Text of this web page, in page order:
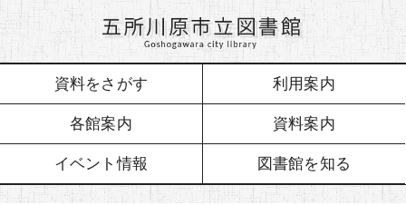
資料をさがす 利用案内
各館案内 資料案内
イベント情報 図書館を知る